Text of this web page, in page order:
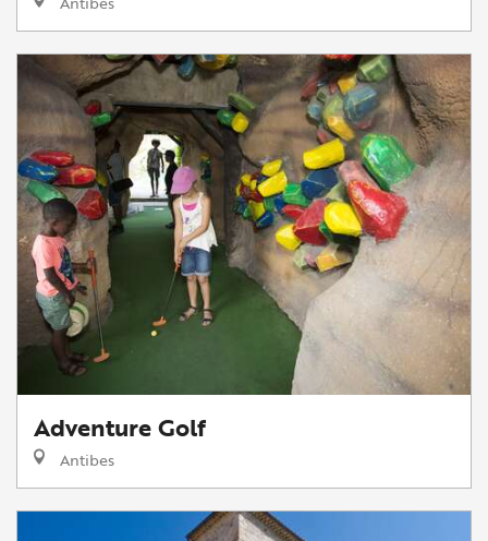
Adventure Golf
Antibes